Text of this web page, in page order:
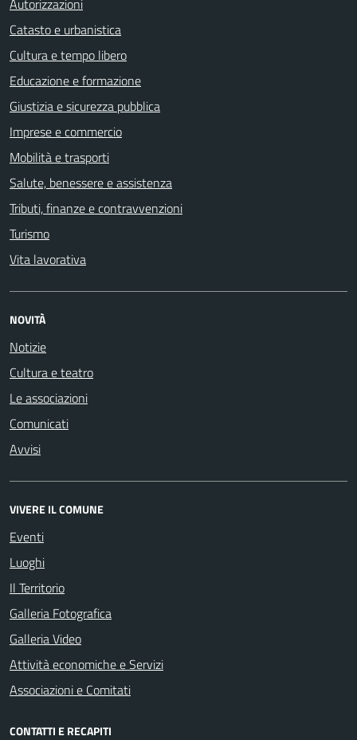
Autorizzazioni
Catasto e urbanistica
Cultura e tempo libero
Educazione e formazione
Giustizia e sicurezza pubblica
Imprese e commercio
Mobilità e trasporti
Salute, benessere e assistenza
Tributi, finanze e contravvenzioni
Turismo
Vita lavorativa
NOVITÀ
Notizie
Cultura e teatro
Le associazioni
Comunicati
Avvisi
VIVERE IL COMUNE
Eventi
Luoghi
Il Territorio
Galleria Fotografica
Galleria Video
Attività economiche e Servizi
Associazioni e Comitati
CONTATTI E RECAPITI